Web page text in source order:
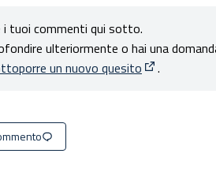
i tuoi commenti qui sotto.
ulteriormente o hai una
un nuovo quesito .